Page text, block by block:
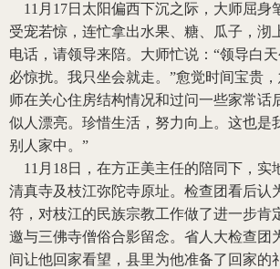
11 月 17日太阳偏西下沉之际，大师屈身
受宠若惊，连忙拿出水果、糖、瓜子，沏
电话，请领导来陪。大师忙说：“领导白
必惊扰。我只坐会就走。”愈觉时间宝贵
师在关心住房结构情况和过问一些家常话
似人漂亮。珍惜生活，努力向上。这也是
别人家中。”
11 月 18日，在方正美主任的陪同下，实
清真寺及枝江弥陀寺原址。检查团看后认
符，对枝江的民族宗教工作做了进一步肯
邀与三佛寺僧俗合影留念。省人大检查团
间让他回家看望，县里为他准备了回家的